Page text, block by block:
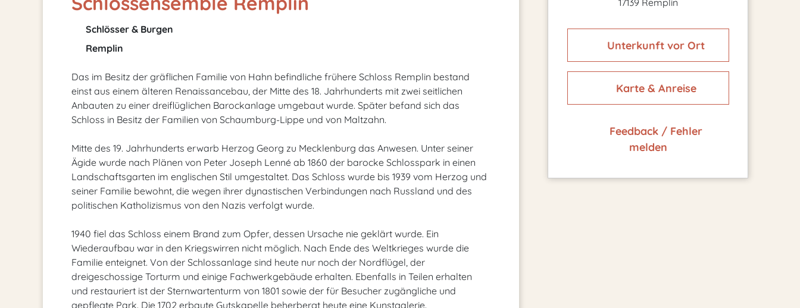
Schlösser & Burgen
Remplin
Das im Besitz der gräflichen Familie von Hahn befindliche frühere Schloss Remplin bestand
einst aus einem älteren Renaissancebau, der Mitte des 18. Jahrhunderts mit zwei seitlichen
Anbauten zu einer dreiflüglichen Barockanlage umgebaut wurde. Später befand sich das
Schloss in Besitz der Familien von Schaumburg-Lippe und von Maltzahn.
Mitte des 19. Jahrhunderts erwarb Herzog Georg zu Mecklenburg das Anwesen. Unter seiner
Ägide wurde nach Plänen von Peter Joseph Lenné ab 1860 der barocke Schlosspark in einen
Landschaftsgarten im englischen Stil umgestaltet. Das Schloss wurde bis 1939 vom Herzog und
seiner Familie bewohnt, die wegen ihrer dynastischen Verbindungen nach Russland und des
politischen Katholizismus von den Nazis verfolgt wurde.
1940 fiel das Schloss einem Brand zum Opfer, dessen Ursache nie geklärt wurde. Ein
Wiederaufbau war in den Kriegswirren nicht möglich. Nach Ende des Weltkrieges wurde die
Familie enteignet. Von der Schlossanlage sind heute nur noch der Nordflügel, der
dreigeschossige Torturm und einige Fachwerkgebäude erhalten. Ebenfalls in Teilen erhalten
und restauriert ist der Sternwartenturm von 1801 sowie der für Besucher zugängliche und
gepflegte Park. Die 1702 erbaute Gutskapelle beherbergt heute eine Kunstgalerie.
17139 Remplin
Unterkunft vor Ort
Karte & Anreise
Feedback / Fehler
melden